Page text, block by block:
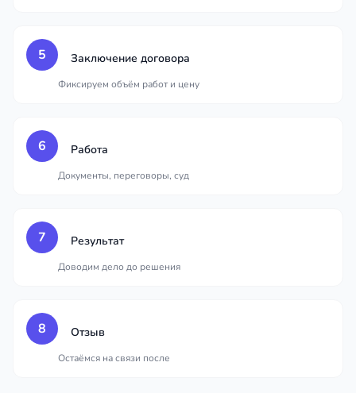
5 Заключение договора
Фиксируем объём работ и цену
6 Работа
Документы, переговоры, суд
7 Результат
Доводим дело до решения
8 Отзыв
Остаёмся на связи после